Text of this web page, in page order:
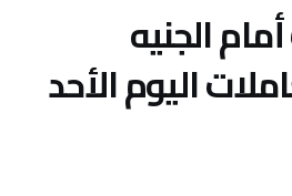
الجنيه
اليوم الأحد